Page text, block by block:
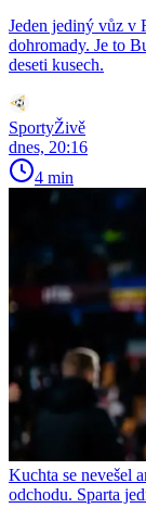
Jeden jediný vůz v
dohromady. Je to
deseti kusech.
SportyŽivě
dnes, 20:16
4 min
Kuchta se nevešel
odchodu. Sparta